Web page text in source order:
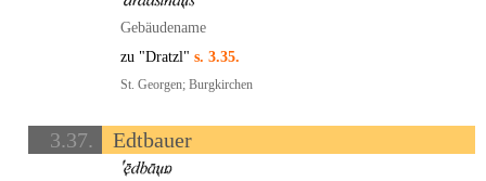
Gebäudename
zu "Dratzl"s. 3.35.
St. Georgen; Burgkirchen
3.37. Edtbauer